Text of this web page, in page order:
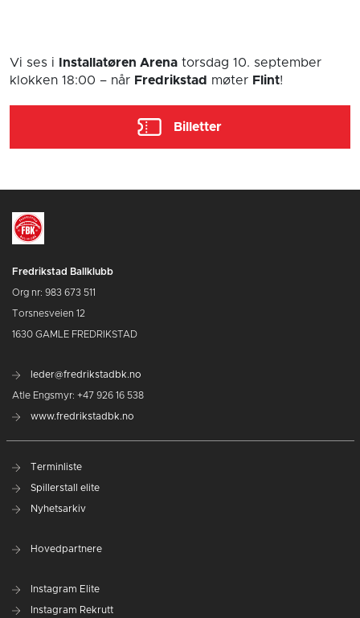
Vi ses i Installatøren Arena torsdag 10. september
klokken 18:00 – når Fredrikstad møter Flint!
Billetter
Fredrikstad Ballklubb
Org nr: 983 673 511
Torsnesveien 12
1630 GAMLE FREDRIKSTAD
leder@fredrikstadbk.no
Atle Engsmyr: +47 926 16 538
www.fredrikstadbk.no
Terminliste
Spillerstall elite
Nyhetsarkiv
Hovedpartnere
Instagram Elite
Instagram Rekrutt